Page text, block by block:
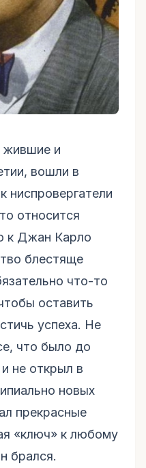
жившие и
вошли в
ниспровергатели
относится
к Джан Карло
блестяще
что-то
оставить
успеха. Не
что было до
не открыл в
новых
прекрасные
«ключ» к любому
брался.